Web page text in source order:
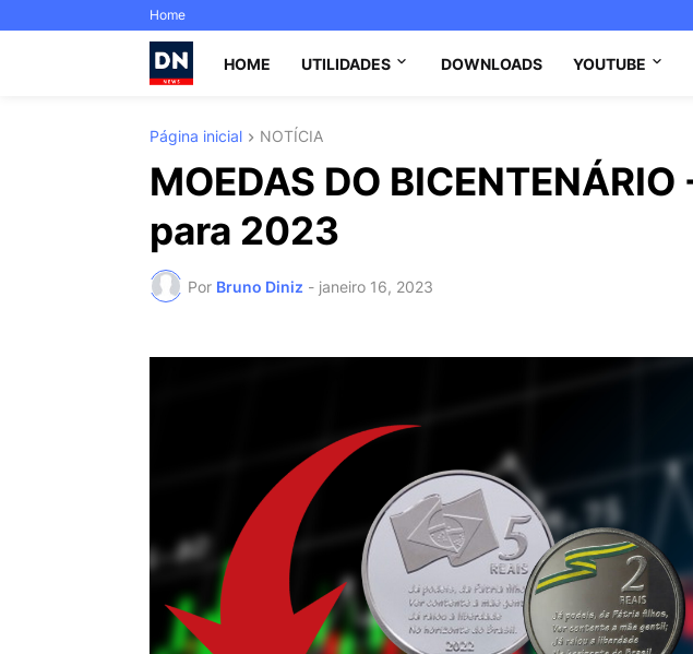
Home
HOME UTILIDADES DOWNLOADS YOUTUBE
Página inicial NOTÍCIA
MOEDAS DO
para 2023
Por Bruno Diniz - janeiro 16, 2023